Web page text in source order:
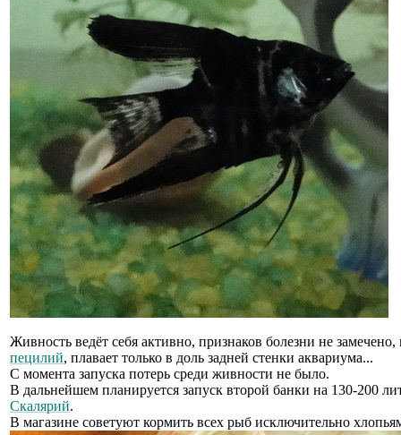
Живность ведёт себя активно, признаков болезни не
пецилий, плавает только в доль задней стенки аквариума...
С момента запуска потерь среди живности не было.
В дальнейшем планируется запуск второй банки на 130-200
Скалярий.
В магазине советуют кормить всех рыб исключительно